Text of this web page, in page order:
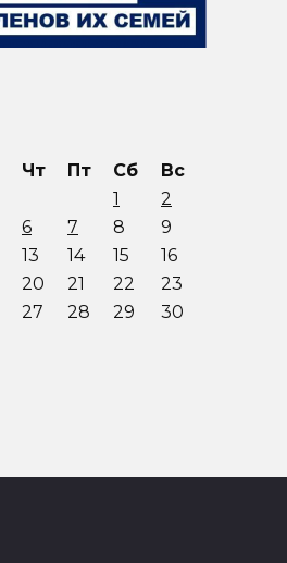
Чт Пт Сб
Вс
1
2
6 7 8
9
13 14 15
16
20 21 22
23
27 28 29
30